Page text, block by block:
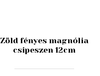
Zöld fényes magnólia
csipeszen 12cm